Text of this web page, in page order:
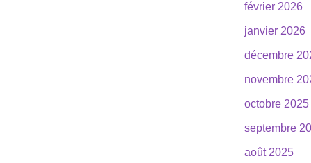
février 2026
janvier 2026
décembre
novembre
octobre 2025
septembre
août 2025